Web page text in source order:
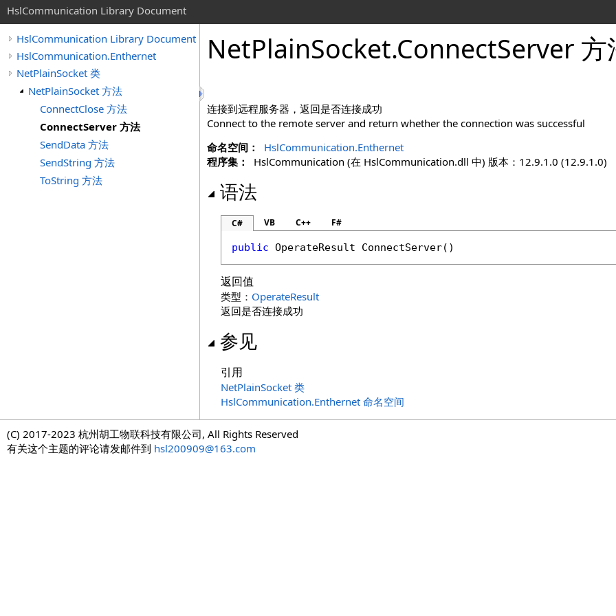
HslCommunication Library Document
HslCommunication Library Document
HslCommunication.Enthernet
NetPlainSocket 类
NetPlainSocket 方法
ConnectClose 方法
ConnectServer 方法
SendData 方法
SendString 方法
ToString 方法
NetPlainSocket.ConnectServer 方
连接到远程服务器，返回是否连接成功
Connect to the remote server and return whether the connection was successful
命名空间：
HslCommunication.Enthernet
程序集：
HslCommunication (在 HslCommunication.dll 中) 版本：12.9.1.0 (12.9.1.0)
语法
C# VB C++ F#
public OperateResult ConnectServer()
返回值
类型： OperateResult
返回是否连接成功
参见
引用
NetPlainSocket 类
HslCommunication.Enthernet 命名空间
(C) 2017-2023 杭州胡工物联科技有限公司, All Rights Reserved
有关这个主题的评论请发邮件到 hsl200909@163.com